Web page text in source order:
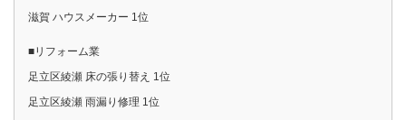
滋賀 ハウスメーカー 1位
■リフォーム業
足立区綾瀬 床の張り替え 1位
足立区綾瀬 雨漏り修理 1位